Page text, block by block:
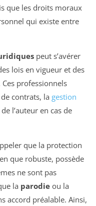
que les droits moraux
qui existe entre
peut s’avérer
lois en vigueur et des
professionnels
contrats, la gestion
l’auteur en cas de
que la protection
que robuste, possède
ne sont pas
la parodie ou la
accord préalable. Ainsi,